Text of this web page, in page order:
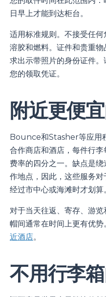
日早上才能到达柜台。
适用标准规则。不接受任
溶胶和燃料。证件和贵重
求出示带照片的身份证件
您的领取凭证。
附近更便
Bounce和Stasher等应用
合作商店和酒店，每件行
费率的四分之一。缺点是
作地点，因此，这些服务
经过市中心或海滩时才划算
对于当天往返、寄存、游
帽间通常在时间上更有优
近酒店。
不用行李